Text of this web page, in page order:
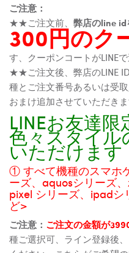
ご注意：
★★ご注文前、 弊店のline id
300円のク
す、クーポンコートがLINE
★★ご注文後、弊店のLINE
種とご注文番号あるいは受
おまけ追加させていただき
LINEお友達
色々スタイル
いただけます
① すべて機種のスマホ
ーズ、aquosシリーズ
pixel シリーズ、ipadシ
ど>
ご注意： ご注文の金額が
種ご選択可、ライン登録後